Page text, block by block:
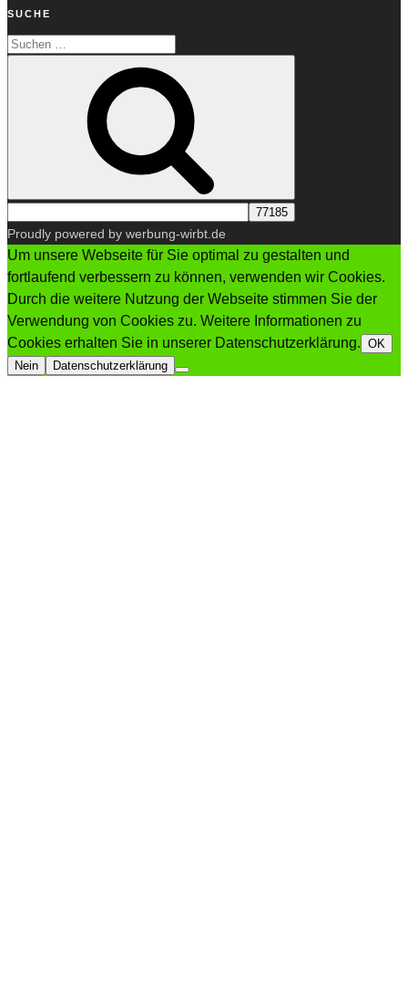
SUCHE
Suchen
Proudly powered by werbung-wirbt.de
Um unsere Webseite für Sie optimal zu gestalten und
fortlaufend verbessern zu können, verwenden wir Cookies.
Durch die weitere Nutzung der Webseite stimmen Sie der
Verwendung von Cookies zu. Weitere Informationen zu
Cookies erhalten Sie in unserer Datenschutzerklärung. OK
Nein
Datenschutzerklärung